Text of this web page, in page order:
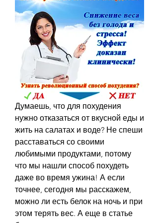
Думаешь, что для похудения
нужно отказаться от вкусной еды и
жить на салатах и воде? Не спеши
расставаться со своими
любимыми продуктами, потому
что мы нашли способ похудеть
даже во время ужина! А если
точнее, сегодня мы расскажем,
можно ли есть белок на ночь и при
этом терять вес. А еще в статье